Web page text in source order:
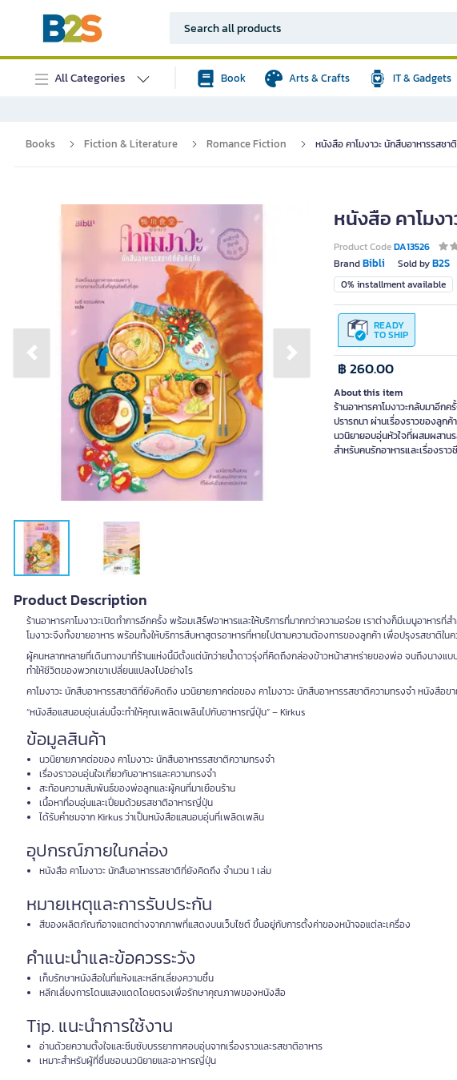
All Categories Book Arts & Crafts IT & Gadgets
Books Fiction & Literature Romance Fiction หนังสือ คาโมงาวะ นักสืบอาหารรสช
Previous slide Next slide
หนังสือ คาโมง
Product CodeDA13526
BrandBibli Sold byB2S
0% installment available
READY
TO SHIP
฿ 260.00
About this item
ร้านอาหารคาโมงาวะกลับมาอีก
ปรารถนา ผ่านเรื่องราวของลูก
นวนิยายอบอุ่นหัวใจที่ผสมผสานร
สำหรับคนรักอาหารและเรื่องราว
Product Description
ร้านอาหารคาโมงาวะเปิดทำการอีกครั้ง พร้อมเสิร์ฟอาหารและให้บริการที่มากกว่าความอร่อย เราต่างก็มีเมนูอาหา
โมงาวะจึงทั้งขายอาหาร พร้อมทั้งให้บริการสืบหาสูตรอาหารที่หายไปตามความต้องการของลูกค้า เพื่อปรุงรสชาติใน
ผู้คนหลากหลายที่เดินทางมาที่ร้านแห่งนี้มีตั้งแต่นักว่ายน้ำดาวรุ่งที่คิดถึงกล่องข้าวหน้าสาหร่ายของพ่อ จนถึงนางแ
ทำให้ชีวิตของพวกเขาเปลี่ยนแปลงไปอย่างไร
คาโมงาวะ นักสืบอาหารรสชาติที่ยังคิดถึง นวนิยายภาคต่อของ คาโมงาวะ นักสืบอาหารรสชาติความทรงจำ หนังสือ
“หนังสือแสนอบอุ่นเล่มนี้จะทำให้คุณเพลิดเพลินไปกับอาหารญี่ปุ่น” – Kirkus
ข้อมูลสินค้า
นวนิยายภาคต่อของ คาโมงาวะ นักสืบอาหารรสชาติความทรงจำ
เรื่องราวอบอุ่นใจเกี่ยวกับอาหารและความทรงจำ
สะท้อนความสัมพันธ์ของพ่อลูกและผู้คนที่มาเยือนร้าน
เนื้อหาที่อบอุ่นและเปี่ยมด้วยรสชาติอาหารญี่ปุ่น
ได้รับคำชมจาก Kirkus ว่าเป็นหนังสือแสนอบอุ่นที่เพลิดเพลิน
อุปกรณ์ภายในกล่อง
หนังสือ คาโมงาวะ นักสืบอาหารรสชาติที่ยังคิดถึง จำนวน 1 เล่ม
หมายเหตุและการรับประกัน
สีของผลิตภัณฑ์อาจแตกต่างจากภาพที่แสดงบนเว็บไซต์ ขึ้นอยู่กับการตั้งค่าของหน้าจอแต่ละเครื่อง
คำแนะนำและข้อควรระวัง
เก็บรักษาหนังสือในที่แห้งและหลีกเลี่ยงความชื้น
หลีกเลี่ยงการโดนแสงแดดโดยตรงเพื่อรักษาคุณภาพของหนังสือ
Tip. แนะนำการใช้งาน
อ่านด้วยความตั้งใจและซึมซับบรรยากาศอบอุ่นจากเรื่องราวและรสชาติอาหาร
เหมาะสำหรับผู้ที่ชื่นชอบนวนิยายและอาหารญี่ปุ่น